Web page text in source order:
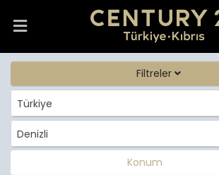
Filtreler
Türkiye
Denizli
Konum